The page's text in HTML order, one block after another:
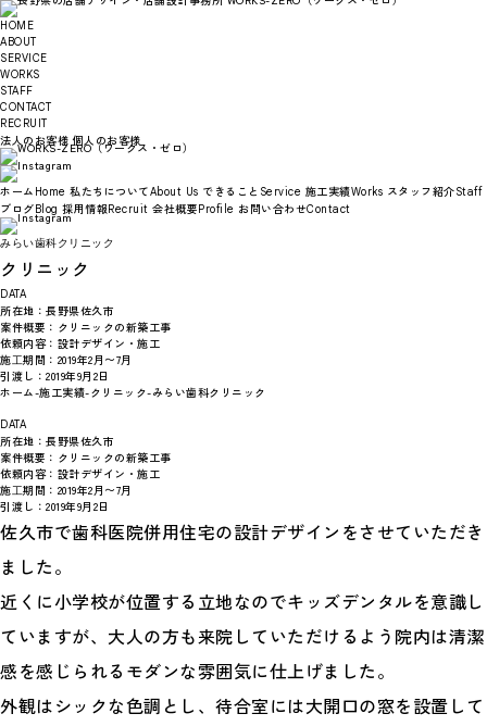
HOME
ABOUT
SERVICE
WORKS
STAFF
CONTACT
RECRUIT
法人のお客様 個人のお客様
ホーム Home 私たちについてAbout Us できること Service 施工実績Works スタッフ紹介Staff
ブログBlog 採用情報Recruit 会社概要Profile お問い合わせContact
みらい歯科クリニック
クリニック
DATA
所在地： 長野県佐久市
案件概要： クリニックの新築工事
依頼内容： 設計デザイン・施工
施⼯期間： 2019年2月〜7月
引渡し： 2019年9月2日
ホーム-施工実績-クリニック-みらい歯科クリニック
DATA
所在地： 長野県佐久市
案件概要： クリニックの新築工事
依頼内容： 設計デザイン・施工
施⼯期間： 2019年2月〜7月
引渡し： 2019年9月2日
佐久市で歯科医院併用住宅の設計デザインをさせていただき
ました。
近くに小学校が位置する立地なのでキッズデンタルを意識し
ていますが、大人の方も来院していただけるよう院内は清潔
感を感じられるモダンな雰囲気に仕上げました。
外観はシックな色調とし、待合室には大開口の窓を設置して